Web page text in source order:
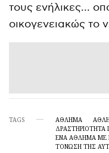
τους ενήλικες…
οικογενειακώς
TAGS ΆΘΛΗΜΑ
ΔΡΑΣΤΗΡΙΌΤΗΤΑ
ΈΝΑ ΆΘΛΗΜΑ ΜΕ
ΤΌΝΩΣΗ ΤΗΣ